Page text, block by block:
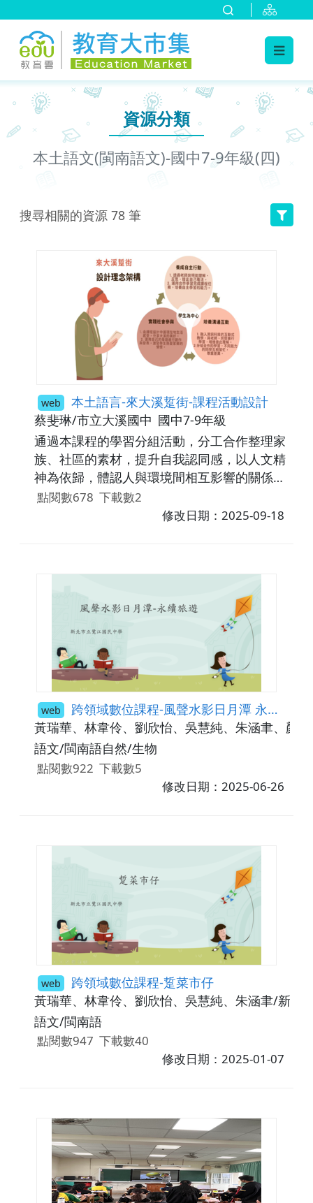
資源分類
本土語文(閩南語文)-國中7-9年級(四)
搜尋相關的資源 78 筆
web 本土語言-來大溪踅街-課程活動設計
蔡斐琳/市立大溪國中 國中7-9年級
通過本課程的學習分組活動，分工合作整理家
族、社區的素材，提升自我認同感，以人文精
神為依歸，體認人與環境間相互影響的關係，
培養本土意識及本土感情為宗旨。
點閱數678 下載數2
修改日期：2025-09-18
web 跨領域數位課程-風聲水影日月潭 永續旅遊
黃瑞華、林韋伶、劉欣怡、吳慧純、朱涵聿、顏
語文/閩南語自然/生物
點閱數922 下載數5
修改日期：2025-06-26
web 跨領域數位課程-踅菜市仔
黃瑞華、林韋伶、劉欣怡、吳慧純、朱涵聿/新北
語文/閩南語
點閱數947 下載數40
修改日期：2025-01-07